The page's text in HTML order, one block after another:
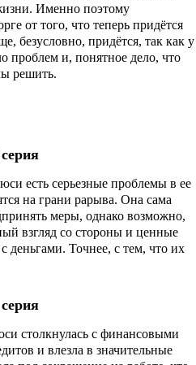
Именно поэтому
от того, что теперь придётся
безусловно, придётся, так как у
проблем и, понятное дело, что
решить.
есть серьезные проблемы в ее
на грани рарыва. Она сама
меры, однако возможно,
взгляд со стороны и ценные
деньгами. Точнее, с тем, что их
столкнулась с финансовыми
и влезла в значительные